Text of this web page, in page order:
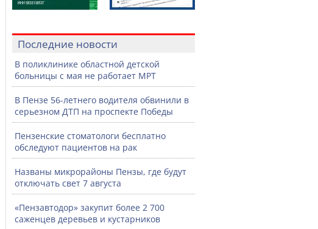
Последние новости
В поликлинике областной детской
больницы с мая не работает МРТ
В Пензе 56-летнего водителя обвинили в
серьезном ДТП на проспекте Победы
Пензенские стоматологи бесплатно
обследуют пациентов на рак
Названы микрорайоны Пензы, где будут
отключать свет 7 августа
«Пензавтодор» закупит более 2 700
саженцев деревьев и кустарников